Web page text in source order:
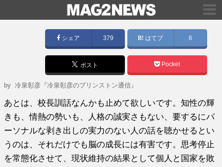
シェア 379 はてブ 6
ポスト Pocket
by冷泉彰彦『冷泉彰彦のプリンストン通信』
あとは、校長訓話なんかも止めて欲しいです。知性の輝
きも、情熱の勢いも、人格の誠実さもない、要するにパ
ーソナルな剥き出しの実力のない人の話を聴かせるとい
うのは、それだけでも脳の成長には有害です。思考停止
を常態化させて、現状維持の結果として個人と国家を敗